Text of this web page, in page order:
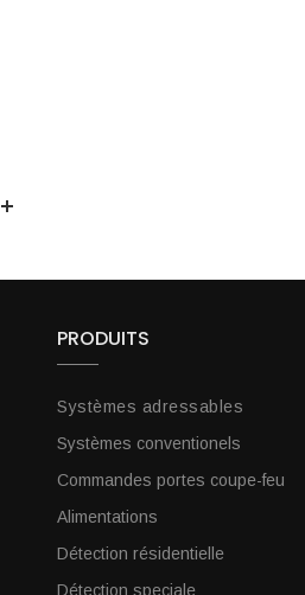
PRODUITS
Systèmes adressables
Systèmes conventionels
Commandes portes coupe-feu
Alimentations
Détection résidentielle
Détection speciale